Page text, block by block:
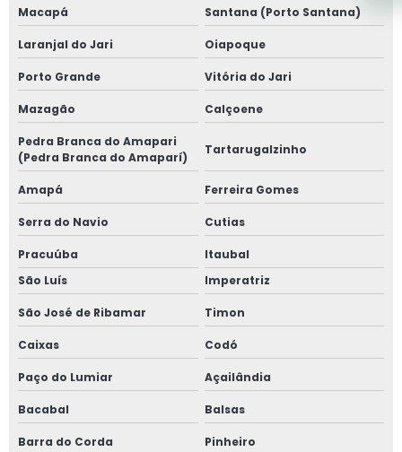
Macapá Santana (Porto Santana)
Laranjal do Jari Oiapoque
Porto Grande Vitória do Jari
Mazagão Calçoene
Pedra Branca do Amapari
(Pedra Branca do Amaparí)
Tartarugalzinho
Amapá Ferreira Gomes
Serra do Navio Cutias
Pracuúba
Itaubal
São Luís
Imperatriz
São José de Ribamar Timon
Caixas Codó
Paço do Lumiar Açailândia
Bacabal Balsas
Barra do Corda Pinheiro